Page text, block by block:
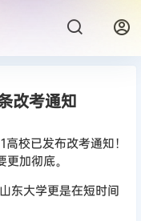
改考通知
校已发布改考通知！
加彻底。
东大学更是在短时间